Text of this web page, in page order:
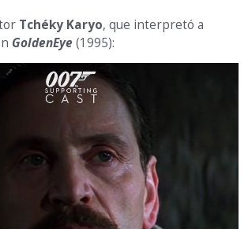
Tchéky Karyo, que interpretó a
GoldenEye(1995):